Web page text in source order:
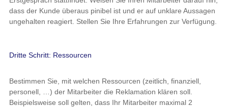
dass der Kunde überaus pinibel ist und er auf unklare Aussagen
ungehalten reagiert. Stellen Sie Ihre Erfahrungen zur Verfügung.
Dritte Schritt: Ressourcen
Bestimmen Sie, mit welchen Ressourcen (zeitlich, finanziell,
personell, …) der Mitarbeiter die Reklamation klären soll.
Beispielsweise soll gelten, dass Ihr Mitarbeiter maximal 2